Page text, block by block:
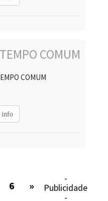
COMUM
info
6 »
-
Publicidade
-